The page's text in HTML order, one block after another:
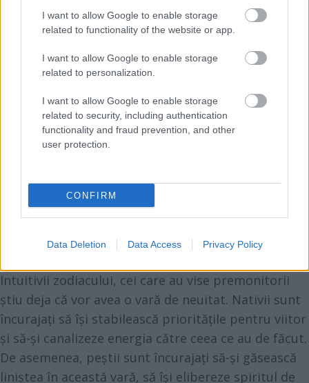
I want to allow Google to enable storage
related to functionality of the website or app.
I want to allow Google to enable storage
related to personalization.
I want to allow Google to enable storage
related to security, including authentication
functionality and fraud prevention, and other
user protection.
CONFIRM
Data Deletion Data Access Privacy Policy
Emotivii și sensibilii zodiacului, Racii vor deveni
puternici și de neoprit. De regulă, Racul este atât
de sensibil, încât nu știe ce putere se ascunde
înăuntrul sufletului său și faptul că mintea sa este
la suprafață toate calitățile care îi vor surprinde pe
cei dragi. Racii care s-au confruntat cu dezamăgiri
în trecut, mai ales în dragoste, sunt încurajați să
și în suflet și să își deschidă inima către găsirea
iubirii adevărate, pentru că astrele nu îi vor
dezamăgi!
Intuitivii zodiacului, cei care au vise premonitorii
știu deja că vor avea o vară de neuitat. Nativii sunt
încurajați să își stabilească prioritățile pentru viitor
și să-și canalizeze energia către ceea ce au de făcut.
De asemenea, peștii sunt încurajați să-și găsească
liniștea în această vară, să își elibereze spiritul de